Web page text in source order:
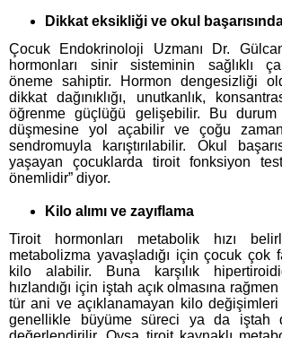
Dikkat eksikliği ve okul
Çocuk Endokrinoloji Uzmanı Dr.
hormonları sinir sisteminin sağlıklı
öneme sahiptir. Hormon dengesizliği
dikkat dağınıklığı, unutkanlık,
öğrenme güçlüğü gelişebilir. Bu durum
düşmesine yol açabilir ve çoğu
sendromuyla karıştırılabilir. Okul
yaşayan çocuklarda tiroit fonksiyon
önemlidir” diyor.
Kilo alımı ve zayıflama
Tiroit hormonları metabolik hızı
metabolizma yavaşladığı için çocuk çok
kilo alabilir. Buna karşılık
hızlandığı için iştah açık olmasına
tür ani ve açıklanamayan kilo değişimleri
genellikle büyüme süreci ya da iştah